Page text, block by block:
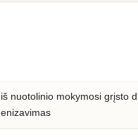
nuotolinio mokymosi grįsto